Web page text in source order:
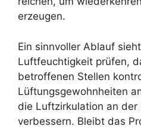
erzeugen.
Ein sinnvoller Ablauf
Luftfeuchtigkeit prüfen,
betroffenen Stellen
Lüftungsgewohnheiten
die Luftzirkulation an der
verbessern. Bleibt das